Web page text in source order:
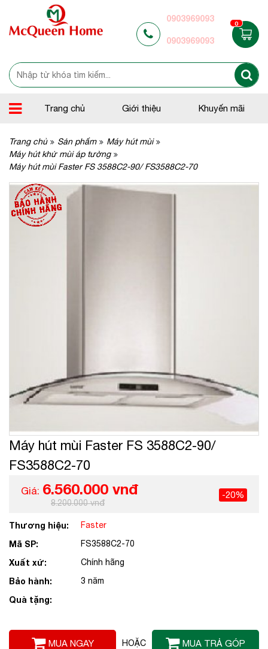
0903969093
0903969093
0
Trang chủ Giới thiệu Khuyến mãi
Trang chủ Sản phẩm
Máy hút mùi
Máy hút khử mùi áp tường
Máy hút mùi Faster FS 3588C2-90/ FS3588C2-70
Máy hút mùi Faster FS 3588C2-90/
FS3588C2-70
Giá: 6.560.000 vnđ
8.200.000 vnđ
-20%
Thương hiệu: Faster
Mã SP: FS3588C2-70
Xuất xứ: Chính hãng
Bảo hành: 3 năm
Quà tặng:
MUA NGAY HOẶC MUA TRẢ GÓP